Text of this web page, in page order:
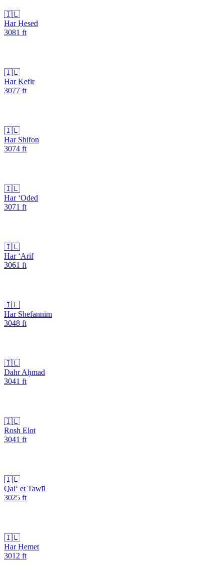
🇮🇱
Har H̱esed
3081 ft
🇮🇱
Har Kefir
3077 ft
🇮🇱
Har Shifon
3074 ft
🇮🇱
Har ‘Oded
3071 ft
🇮🇱
Har ‘Arif
3061 ft
🇮🇱
Har Shefannim
3048 ft
🇮🇱
Dahr Aḥmad
3041 ft
🇮🇱
Rosh Elot
3041 ft
🇮🇱
Qal‘ et Tawīl
3025 ft
🇮🇱
Har H̱emet
3012 ft